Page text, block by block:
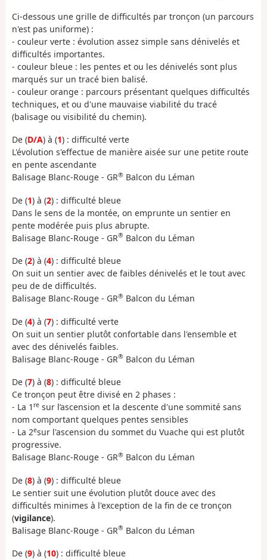
Ci-dessous une grille de difficultés par tronçon (un parcours
n'est pas uniforme) :
- couleur verte : évolution assez simple sans dénivelés et
difficultés importantes.
- couleur bleue : les pentes et ou les dénivelés sont plus
marqués sur un tracé bien balisé.
- couleur orange : parcours présentant quelques difficultés
techniques, et ou d'une mauvaise viabilité du tracé
(balisage ou visibilité du chemin).
De (D/A) à (1) : difficulté verte
L'évolution s'effectue de manière aisée sur une petite route
en pente ascendante
Balisage Blanc-Rouge - GR® Balcon du Léman
De (1) à (2) : difficulté bleue
Dans le sens de la montée, on emprunte un sentier en
pente modérée puis plus abrupte.
Balisage Blanc-Rouge - GR® Balcon du Léman
De (2) à (4) : difficulté bleue
On suit un sentier avec de faibles dénivelés et le tout avec
peu de de difficultés.
Balisage Blanc-Rouge - GR® Balcon du Léman
De (4) à (7) : difficulté verte
On suit un sentier plutôt confortable dans l'ensemble et
avec des dénivelés faibles.
Balisage Blanc-Rouge - GR® Balcon du Léman
De (7) à (8) : difficulté bleue
Ce tronçon peut être divisé en 2 phases :
- La 1 re sur l’ascension et la descente d'une sommité sans
nom comportant quelques pentes sensibles
- La 2esur l'ascension du sommet du Vuache qui est plutôt
progressive.
Balisage Blanc-Rouge - GR® Balcon du Léman
De (8) à (9) : difficulté bleue
Le sentier suit une évolution plutôt douce avec des
difficultés minimes à l'exception de la fin de ce tronçon
(vigilance).
Balisage Blanc-Rouge - GR® Balcon du Léman
De (9) à (10) : difficulté bleue